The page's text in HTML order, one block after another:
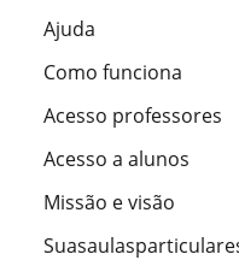
Ajuda
Como funciona
Acesso professores
Acesso a alunos
Missão e visão